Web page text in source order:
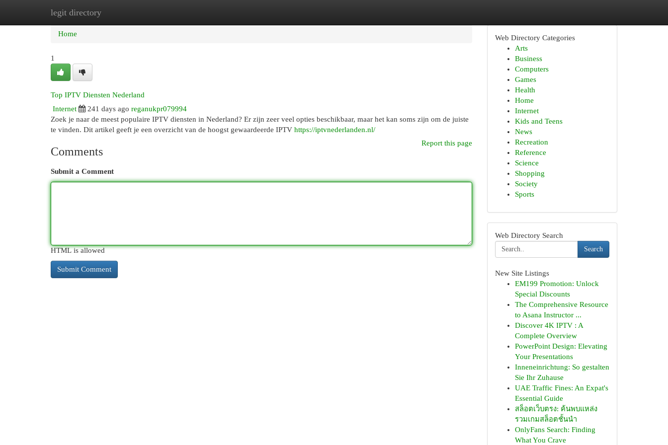
legit directory
Home New Site Listings
Home
1
Top IPTV Diensten Nederland
Internet
241 days ago reganukpr079994
Zoek je naar de meest populaire IPTV diensten in Nederland? Er zijn zeer veel opties beschikbaar, maar het kan soms zijn om de juiste
te vinden. Dit artikel geeft je een overzicht van de hoogst gewaardeerde IPTV https://iptvnederlanden.nl/
Report this page
Comments
Submit a Comment
HTML is allowed
Web Directory Categories
Arts
Business
Computers
Games
Health
Home
Internet
Kids and Teens
News
Recreation
Reference
Science
Shopping
Society
Sports
Web Directory Search
Search
New Site Listings
EM199 Promotion: Unlock
Special Discounts
The Comprehensive Resource
to Asana Instructor ...
Discover 4K IPTV : A
Complete Overview
PowerPoint Design: Elevating
Your Presentations
Inneneinrichtung: So gestalten
Sie Ihr Zuhause
UAE Traffic Fines: An Expat's
Essential Guide
สล็อตเว็บตรง: ค้นพบแหล่ง
รวมเกมสล็อตชั้นนำ
OnlyFans Search: Finding
What You Crave